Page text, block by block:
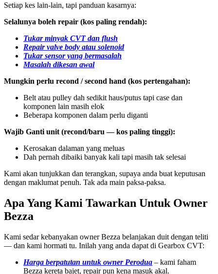
Setiap kes lain-lain, tapi panduan kasarnya:
Selalunya boleh repair (kos paling rendah):
Tukar minyak CVT dan flush
Repair valve body atau solenoid
Tukar sensor yang bermasalah
Masalah dikesan awal
Mungkin perlu recond / second hand (kos pertengahan):
Belt atau pulley dah sedikit haus/putus tapi case dan
komponen lain masih elok
Beberapa komponen dalam perlu diganti
Wajib Ganti unit (recond/baru — kos paling tinggi):
Kerosakan dalaman yang meluas
Dah pernah dibaiki banyak kali tapi masih tak selesai
Kami akan tunjukkan dan terangkan, supaya anda buat keputusan
dengan maklumat penuh. Tak ada main paksa-paksa.
Apa Yang Kami Tawarkan Untuk Owner
Bezza
Kami sedar kebanyakan owner Bezza belanjakan duit dengan teliti
— dan kami hormati tu. Inilah yang anda dapat di Gearbox CVT:
Harga berpatutan untuk owner Perodua – kami faham
Bezza kereta bajet, repair pun kena masuk akal.